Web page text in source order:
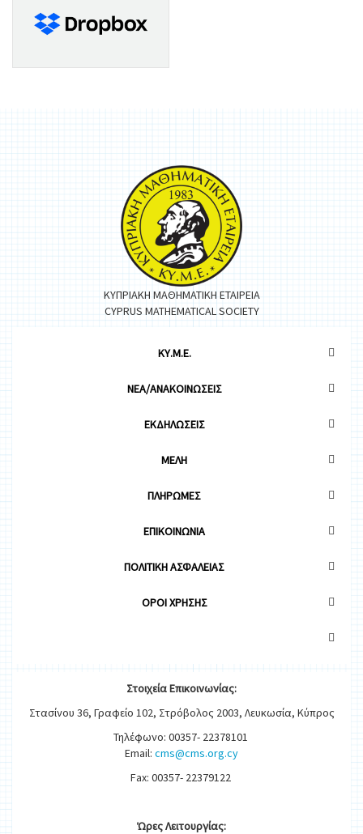
ΚΥΠΡΙΑΚΗ ΜΑΘΗΜΑΤΙΚΗ ΕΤΑΙΡΕΙΑ
CYPRUS MATHEMATICAL SOCIETY
ΚΥ.Μ.Ε.
ΝΕΑ/ΑΝΑΚΟΙΝΩΣΕΙΣ
ΕΚΔΗΛΩΣΕΙΣ
ΜΕΛΗ
ΠΛΗΡΩΜΕΣ
ΕΠΙΚΟΙΝΩΝΙΑ
ΠΟΛΙΤΙΚΗ ΑΣΦΑΛΕΙΑΣ
OΡΟΙ ΧΡΗΣΗΣ
ΣτοιχείαΕπικοινωνίας:
Στασίνου 36, Γραφείο 102, Στρόβολος 2003, Λευκωσία, Κύπρος
Τηλέφωνο: 00357- 22378101
Email: cms@cms.org.cy
Fax: 00357- 22379122
ΏρεςΛειτουργίας: